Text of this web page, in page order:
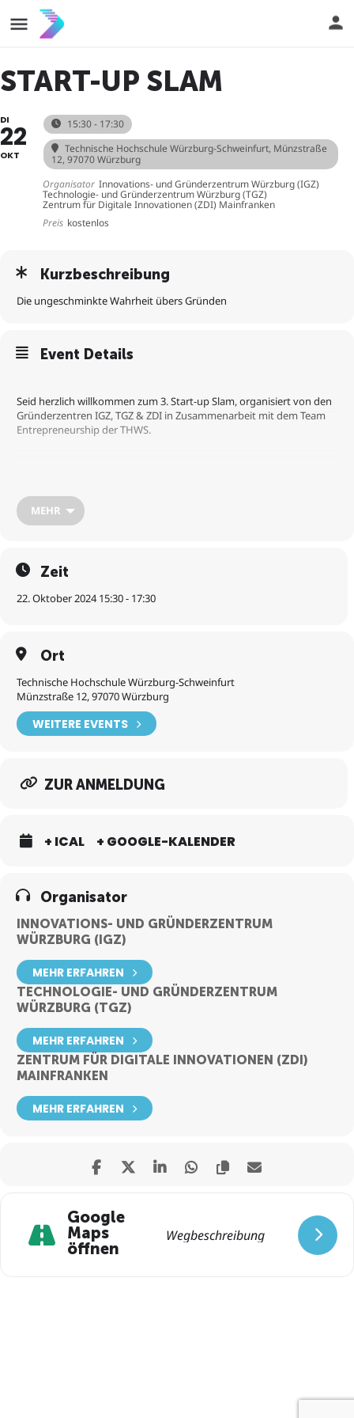
START-UP SLAM
DI
22
OKT
15:30 - 17:30
Technische Hochschule Würzburg-Schweinfurt, Münzstraße
12, 97070 Würzburg
Organisator Innovations- und Gründerzentrum Würzburg (IGZ)
Technologie- und Gründerzentrum Würzburg (TGZ)
Zentrum für Digitale Innovationen (ZDI) Mainfranken
Preis kostenlos
Kurzbeschreibung
Die ungeschminkte Wahrheit übers Gründen
Event Details
Seid herzlich willkommen zum 3. Start-up Slam, organisiert von den
Gründerzentren IGZ, TGZ & ZDI in Zusammenarbeit mit dem Team
Entrepreneurship der THWS.
Gründungsstorys, faszinierender Einblicke und wertvoller Insights
aus der Gründungsszene. Taucht ein in die Welt der Start-ups, lasst
Umfeld.
Freut euch auf:
– Sophia Fries, Gründerin Peeps
– Hauke Wendt, Mitgründer Inclusys
– Catharina Crasser, Mitgründerin D² – Denkfabrik Diversität
– Annika Ludwig, Mitgründerin UrbanSens
– Esther Ademola & Fatima Mohamed, Gründerinnen Skinia
einen unvergesslichen Nachmittag zu erleben!
MEHR
Zeit
22. Oktober 2024 15:30 - 17:30
Ort
Technische Hochschule Würzburg-Schweinfurt
Münzstraße 12, 97070 Würzburg
WEITERE EVENTS
ZUR ANMELDUNG
+ ICAL + GOOGLE-KALENDER
Organisator
INNOVATIONS- UND GRÜNDERZENTRUM
WÜRZBURG (IGZ)
MEHR ERFAHREN
TECHNOLOGIE- UND GRÜNDERZENTRUM
WÜRZBURG (TGZ)
MEHR ERFAHREN
ZENTRUM FÜR DIGITALE INNOVATIONEN (ZDI)
MAINFRANKEN
MEHR ERFAHREN
Google
Maps
öffnen